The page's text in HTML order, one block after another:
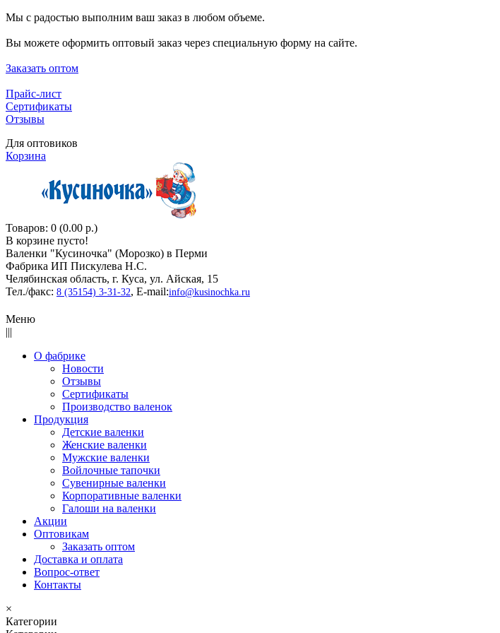
Мы с радостью выполним ваш заказ в любом объеме.
Вы можете оформить оптовый заказ через специальную форму на сайте.
Заказать оптом
Прайс-лист
Сертификаты
Отзывы
Для оптовиков
Корзина
Товаров: 0 (0.00 р.)
В корзине пусто!
Валенки "Кусиночкa" (Морозко) в Перми
Фабрика ИП Пискулева Н.С.
Челябинская область, г. Куса, ул. Айская, 15
Тел./факс: 8 (35154) 3-31-32, E-mail:info@kusinochka.ru
Меню
|||
О фабрике
Новости
Отзывы
Сертификаты
Производство валенок
Продукция
Детские валенки
Женские валенки
Мужские валенки
Войлочные тапочки
Сувенирные валенки
Корпоративные валенки
Галоши на валенки
Акции
Оптовикам
Заказать оптом
Доставка и оплата
Вопрос-ответ
Контакты
×
Категории